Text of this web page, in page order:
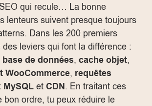
qui recule… La bonne
lenteurs suivent presque toujours
Dans les 200 premiers
leviers qui font la différence :
de données, cache objet,
WooCommerce, requêtes
MySQL et CDN. En traitant ces
bon ordre, tu peux réduire le